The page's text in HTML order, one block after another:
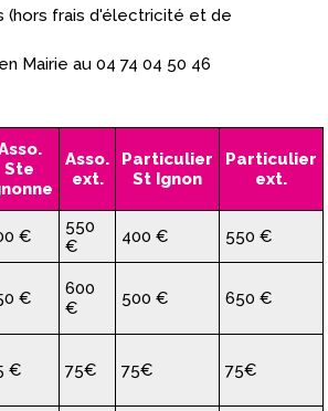
(hors frais d'électricité et de
Mairie au 04 74 04 50 46
Ste
Asso.
ext.
Particulier
St Ignon
Particulier
ext.
€
550
€
400 € 550 €
€
600
€
500 € 650 €
€ 75€ 75€ 75€